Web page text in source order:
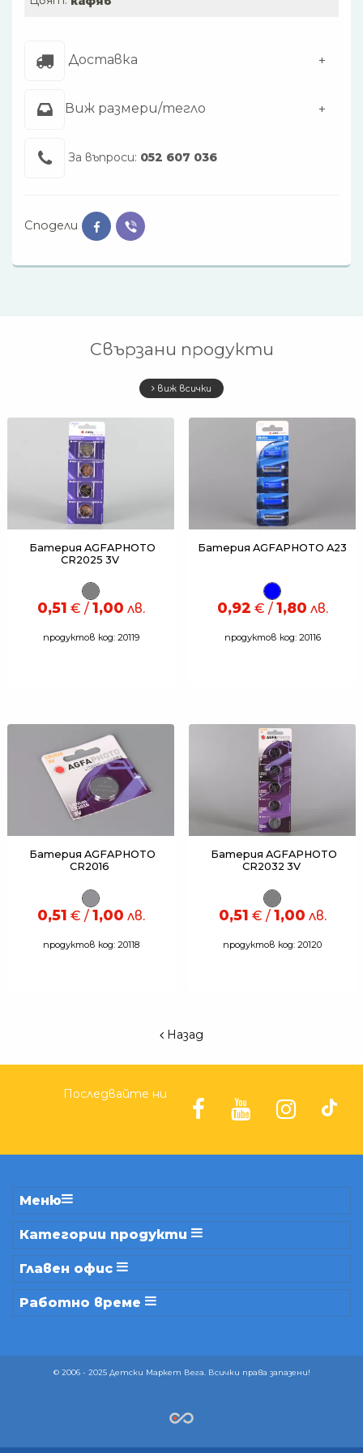
Доставка
Виж размери/тегло
За въпроси: 052 607 036
Сподели
Свързани продукти
виж всички
Батерия AGFAPHOTO
CR2025 3V
0,51 € / 1,00 лв.
продуктов код: 20119
Батерия AGFAPHOTO A23
0,92 € / 1,80 лв.
продуктов код: 20116
Батерия AGFAPHOTO
CR2016
0,51 € / 1,00 лв.
продуктов код: 20118
Батерия AGFAPHOTO
CR2032 3V
0,51 € / 1,00 лв.
продуктов код: 20120
Назад
Последвайте ни
Меню
Категории продукти
Главен офис
Работно време
© 2006 - 2025 Детски Маркет Вега. Всички права запазени!